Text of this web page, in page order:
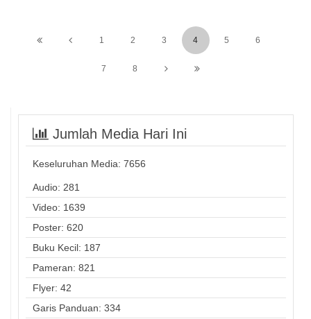
1 2 3 4 5 6
7 8
Jumlah Media Hari Ini
Keseluruhan Media: 7656
Audio: 281
Video: 1639
Poster: 620
Buku Kecil: 187
Pameran: 821
Flyer: 42
Garis Panduan: 334